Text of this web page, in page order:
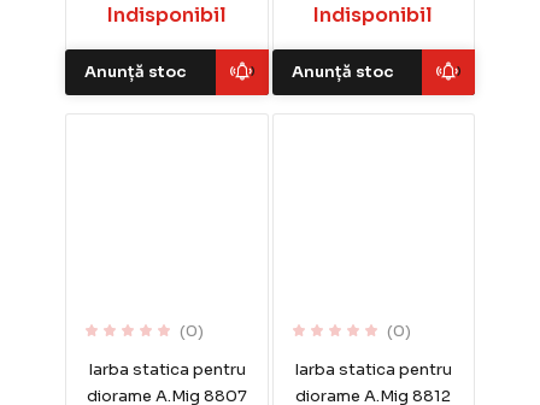
Indisponibil
Anunță stoc
Indisponibil
Anunță stoc
(0)
Iarba statica pentru
diorame A.Mig 8807
(0)
Iarba statica pentru
diorame A.Mig 8812